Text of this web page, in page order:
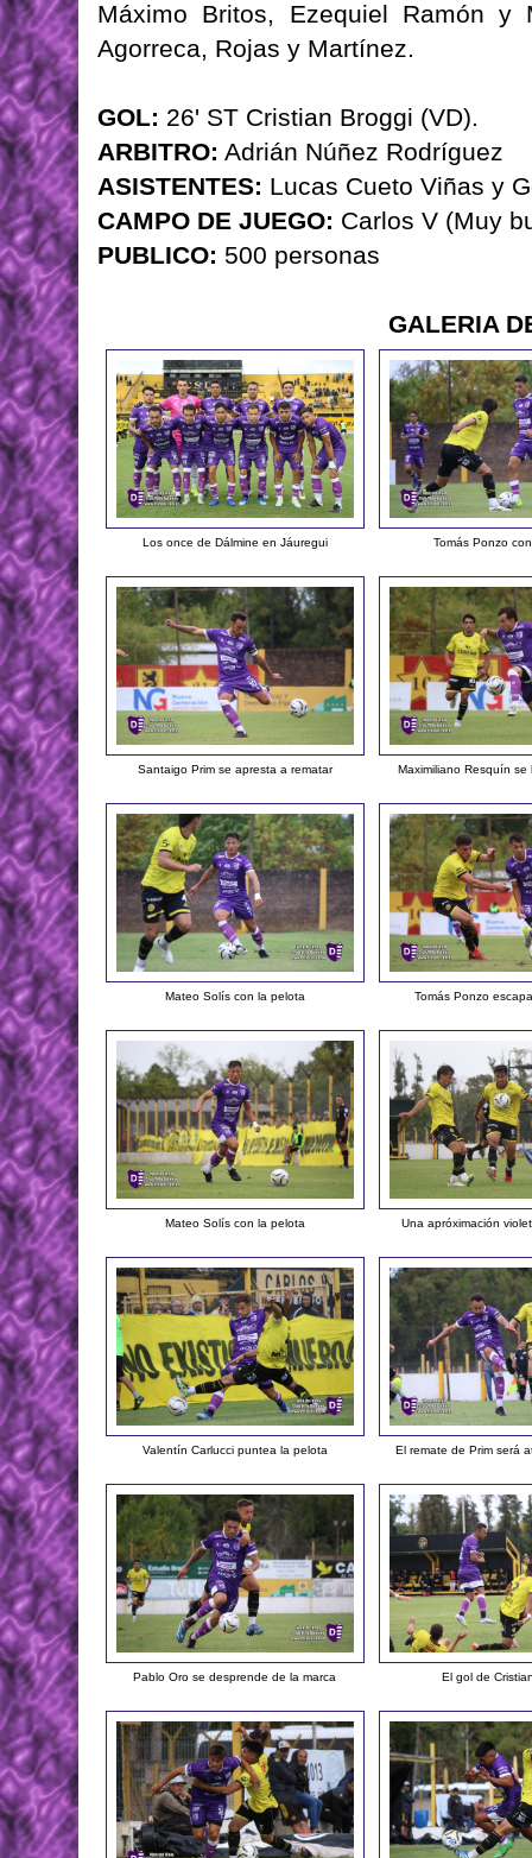
Máximo Britos, Ezequiel Ramón y
Agorreca, Rojas y Martínez.
GOL: 26' ST Cristian Broggi (VD).
ARBITRO: Adrián Núñez Rodríguez
ASISTENTES: Lucas Cueto Viñas y
CAMPO DE JUEGO: Carlos V (Muy
PUBLICO: 500 personas
GALERIA
Los once de Dálmine en Jáuregui Tomás Ponzo
Santaigo Prim se apresta a rematar Maximiliano Resquín
Mateo Solís con la pelota Tomás Ponzo
Mateo Solís con la pelota Una apróximación
Valentín Carlucci puntea la pelota El remate de Prim será
Pablo Oro se desprende de la marca El gol de